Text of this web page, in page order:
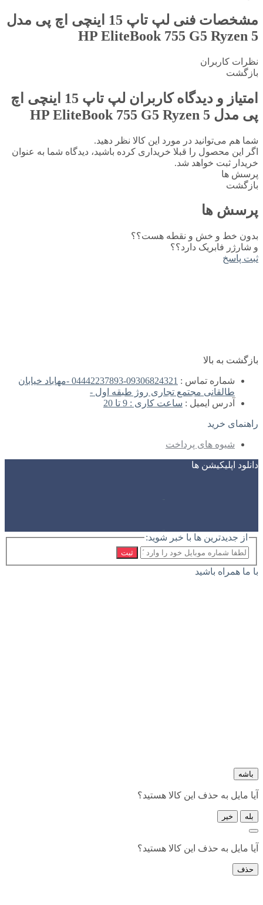
مشخصات فنی
لپ تاپ 15 اینچی اچ پی مدل
HP EliteBook 755 G5 Ryzen 5
نظرات کاربران
بازگشت
امتیاز و دیدگاه کاربران
لپ تاپ 15 اینچی اچ
پی مدل HP EliteBook 755 G5 Ryzen 5
شما هم می‌توانید در مورد این کالا نظر دهید.
اگر این محصول را قبلا خریداری کرده باشید، دیدگاه شما به عنوان
خریدار ثبت خواهد شد.
پرسش ها
بازگشت
پرسش ها
بدون خط و خش و نقطه هست؟؟
و شارژر فابریک دارد؟؟
ثبت پاسخ
بازگشت به بالا
شماره تماس :
09306824321-04442237893 -مهاباد خیابان
طالقانی مجتمع تجاری روژ طبقه اول -
آدرس ایمیل : ساعت کاری : 9 تا 20
راهنمای خرید
شیوه های پرداخت
دانلود اپلیکیشن ها
از جدیدترین ها با خبر شوید:
ثبت
با ما همراه باشید
باشه
آیا مایل به حذف این کالا هستید؟
بله خیر
آیا مایل به حذف این کالا هستید؟
حذف